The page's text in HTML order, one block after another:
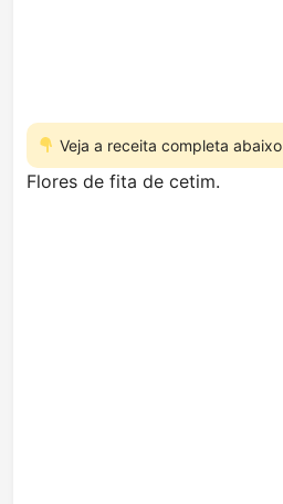
Veja a receita completa abaixo
Flores de fita de cetim.